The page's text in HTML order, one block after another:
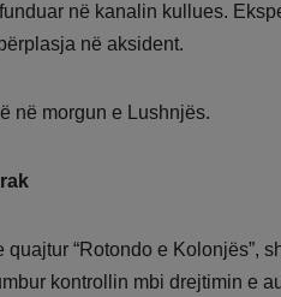
në kanalin kullues.
në aksident.
në morgun e Lushnjës.
quajtur “Rotondo e Kolonjës”,
kontrollin mbi drejtimin e